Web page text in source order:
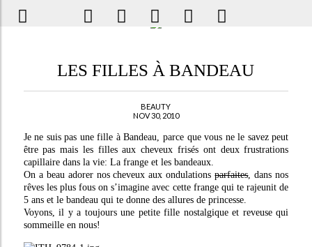
LES FILLES À BANDEAU
BEAUTY
NOV 30, 2010
Je ne suis pas une fille à Bandeau, parce que vous ne le savez peut
être pas mais les filles aux cheveux frisés ont deux frustrations
capillaire dans la vie: La frange et les bandeaux.
On a beau adorer nos cheveux aux ondulationsparfaites, dans nos
rêves les plus fous on s’imagine avec cette frange qui te rajeunit de
5 ans et le bandeau qui te donne des allures de princesse.
Voyons, il y a toujours une petite fille nostalgique et reveuse qui
sommeille en nous!